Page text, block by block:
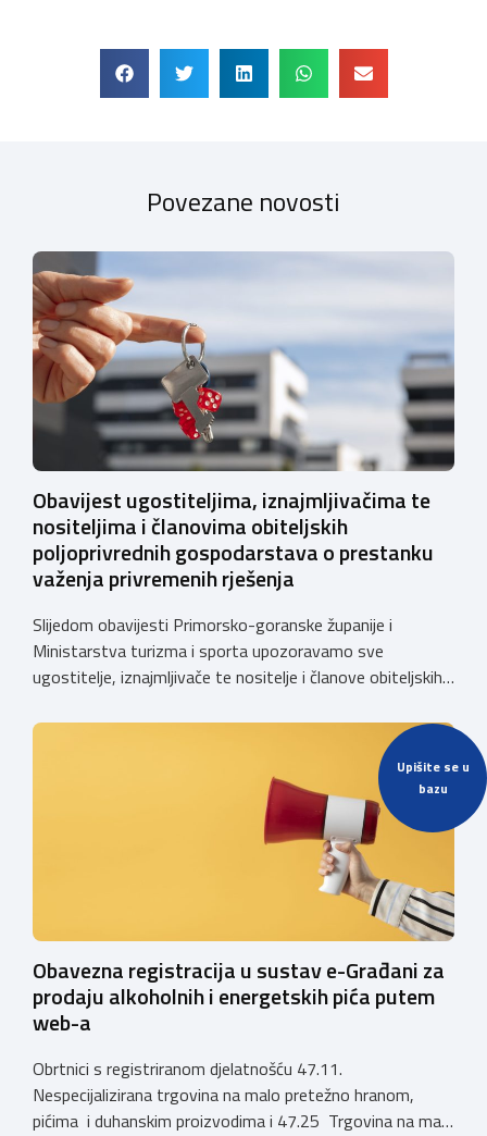
Upišite se u
bazu
Povezane novosti
Obavijest ugostiteljima, iznajmljivačima te
nositeljima i članovima obiteljskih
poljoprivrednih gospodarstava o prestanku
važenja privremenih rješenja
Slijedom obavijesti Primorsko-goranske županije i
Ministarstva turizma i sporta upozoravamo sve
ugostitelje, iznajmljivače te nositelje i članove obiteljskih
privremenih rješenja izdanih sukladno Zakonu o
ugostiteljskoj djelatnosti. Ministarstvo podsjeća da se od
1. siječnja 2025. godine više ne mogu podnositi novi
zahtjevi za izdavanje privremenih rješenja, dok već izdana
Obavezna registracija u sustav e-Građani za
prodaju alkoholnih i energetskih pića putem
web-a
Obrtnici s registriranom djelatnošću 47.11.
Nespecijalizirana trgovina na malo pretežno hranom,
pićima i duhanskim proizvodima i 47.25 Trgovina na malo